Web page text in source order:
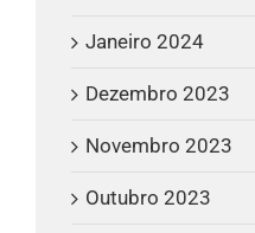
Janeiro 2024
Dezembro 2023
Novembro 2023
Outubro 2023